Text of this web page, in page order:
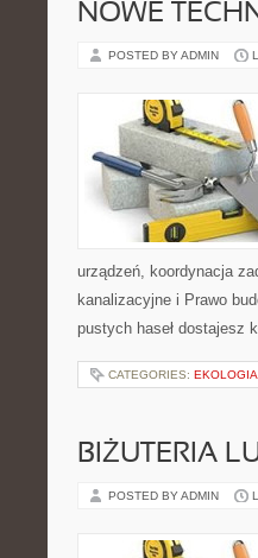
NOWE
POSTED BY ADMIN
urządzeń, koordynacja
kanalizacyjne i Prawo
pustych haseł dostajesz
CATEGORIES:
BIŻUTERIA
POSTED BY ADMIN